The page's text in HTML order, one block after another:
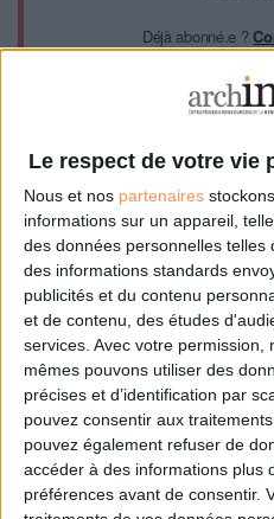
Le respect de votre vie
Nous et nos partenaires
informations sur un appareil,
des données personnelles
des informations standards
publicités et du contenu
et de contenu, des études
services. Avec votre permission,
mêmes pouvons utiliser des
précises et d’identification par
pouvez consentir aux
pouvez également refuser de
accéder à des informations plus
préférences avant de consentir.
Déjà abonné.e ?
0 Commentaire
Gestion
Connectez-vous